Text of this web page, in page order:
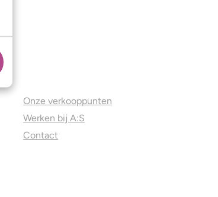
Onze verkooppunten
Werken bij A:S
Contact